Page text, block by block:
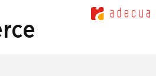
herramientas